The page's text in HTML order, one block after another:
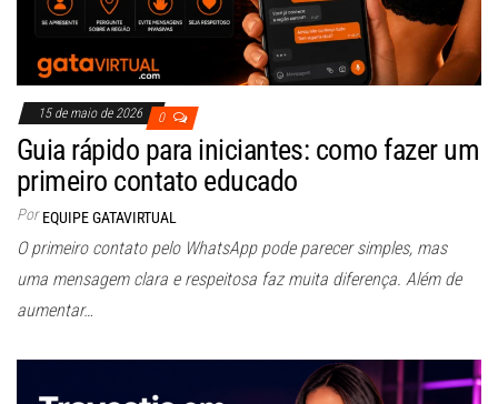
15 de maio de 2026 0
Guia rápido para iniciantes: como fazer um
primeiro contato educado
Por EQUIPE GATAVIRTUAL
O primeiro contato pelo WhatsApp pode parecer simples, mas
uma mensagem clara e respeitosa faz muita diferença. Além de
aumentar…